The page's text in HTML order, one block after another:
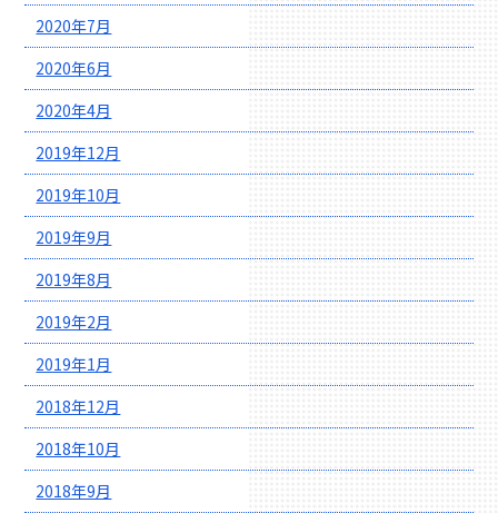
2020年7月
2020年6月
2020年4月
2019年12月
2019年10月
2019年9月
2019年8月
2019年2月
2019年1月
2018年12月
2018年10月
2018年9月